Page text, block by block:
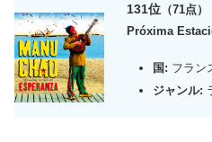
131位 （71点）
Próxima
国: フラン
ジャンル: